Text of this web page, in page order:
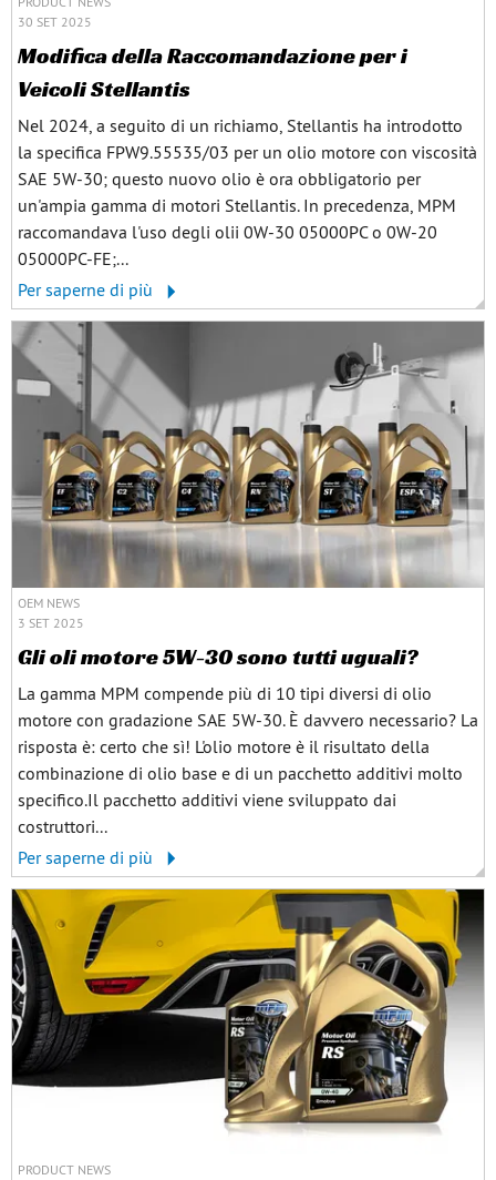
30 SET 2025
Modifica della Raccomandazione per i
Veicoli Stellantis
Nel 2024, a seguito di un richiamo, Stellantis ha introdotto
la specifica FPW9.55535/03 per un olio motore con viscosità
SAE 5W-30; questo nuovo olio è ora obbligatorio per
un'ampia gamma di motori Stellantis. In precedenza, MPM
raccomandava l'uso degli olii 0W-30 05000PC o 0W-20
05000PC-FE;...
Per saperne di più
OEM NEWS
3 SET 2025
Gli oli motore 5W-30 sono tutti uguali?
La gamma MPM compende più di 10 tipi diversi di olio
motore con gradazione SAE 5W-30. È davvero necessario? La
risposta è: certo che sì! L'olio motore è il risultato della
combinazione di olio base e di un pacchetto additivi molto
specifico.Il pacchetto additivi viene sviluppato dai
costruttori...
Per saperne di più
PRODUCT NEWS